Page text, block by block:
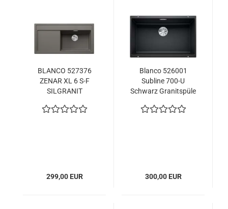
BLANCO 527376
ZENAR XL 6 S-F
SILGRANIT
299,00 EUR
Blanco 526001
Subline 700-U
Schwarz Granitspüle
300,00 EUR